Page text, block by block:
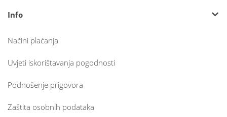
Info
Načini plaćanja
Uvjeti iskorištavanja pogodnosti
Podnošenje prigovora
Zaštita osobnih podataka